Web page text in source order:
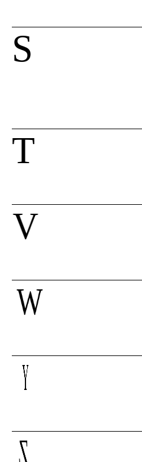
S
T
V
W
Y
Z